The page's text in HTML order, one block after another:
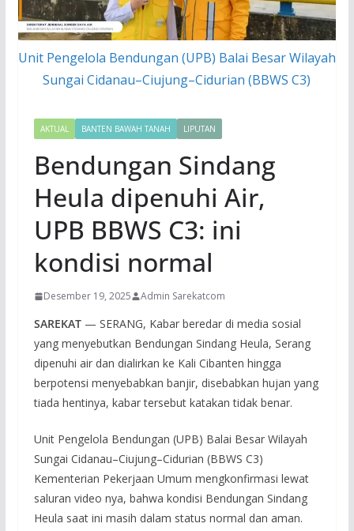
Unit Pengelola Bendungan (UPB) Balai Besar Wilayah
Sungai Cidanau–Ciujung–Cidurian (BBWS C3)
AKTUAL BANTEN BAWAH TANAH LIPUTAN
Bendungan Sindang
Heula dipenuhi Air,
UPB BBWS C3: ini
kondisi normal
Desember 19, 2025 Admin Sarekatcom
SAREKAT— SERANG, Kabar beredar di media sosial
yang menyebutkan Bendungan Sindang Heula, Serang
dipenuhi air dan dialirkan ke Kali Cibanten hingga
berpotensi menyebabkan banjir, disebabkan hujan yang
tiada hentinya, kabar tersebut katakan tidak benar.
Unit Pengelola Bendungan (UPB) Balai Besar Wilayah
Sungai Cidanau–Ciujung–Cidurian (BBWS C3)
Kementerian Pekerjaan Umum mengkonfirmasi lewat
saluran video nya, bahwa kondisi Bendungan Sindang
Heula saat ini masih dalam status normal dan aman.